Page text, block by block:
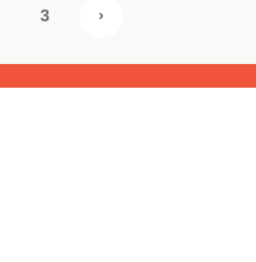
3 ›